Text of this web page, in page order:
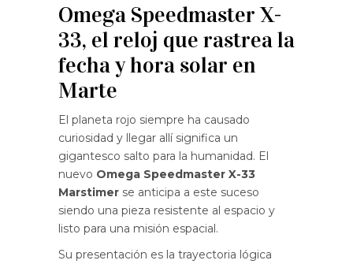
Omega Speedmaster X-
33, el reloj que rastrea la
fecha y hora solar en
Marte
El planeta rojo siempre ha causado
curiosidad y llegar allí significa un
gigantesco salto para la humanidad. El
nuevo Omega Speedmaster X-33
Marstimer se anticipa a este suceso
siendo una pieza resistente al espacio y
listo para una misión espacial.
Su presentación es la trayectoria lógica